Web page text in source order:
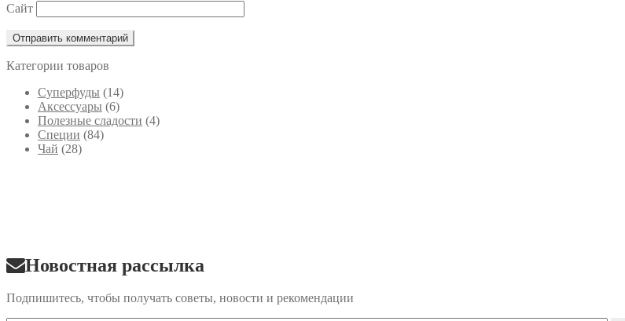
Сайт
Категории товаров
Cуперфуды (14)
Аксессуары (6)
Полезные сладости (4)
Специи (84)
Чай (28)
Новостная рассылка
Подпишитесь, чтобы получать советы, новости и рекомендации